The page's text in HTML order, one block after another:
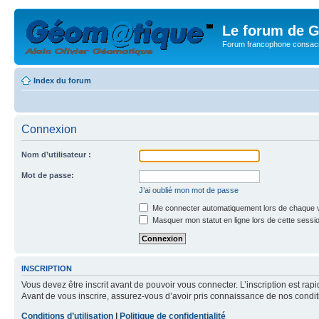
Le forum de
Forum francophone
Index du forum
Connexion
Nom d’utilisateur :
Mot de passe:
J’ai oublié mon mot de passe
Me connecter automatiquement lors de chaque
Masquer mon statut en ligne lors de cette
INSCRIPTION
Vous devez être inscrit avant de pouvoir vous connecter. L’inscription est
Avant de vous inscrire, assurez-vous d’avoir pris connaissance de nos
Conditions d’utilisation
Politique de confidentialité